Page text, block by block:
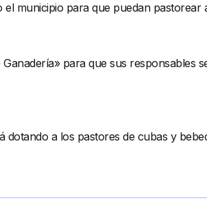
municipio para que puedan pastorear
para que sus responsables
dotando a los pastores de cubas y